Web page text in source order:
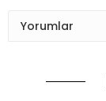
Yorumlar